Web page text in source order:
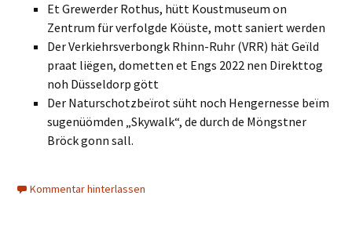
Et Grewerder Rothus, hütt Koustmuseum on
Zentrum für verfolgde Köüste, mott saniert werden
Der Verkiehrsverbongk Rhinn-Ruhr (VRR) hät Geïld
praat liëgen, dometten et Engs 2022 nen Direkttog
noh Düsseldorp gött
Der Naturschotzbeïrot süht noch Hengernesse beïm
sugenüömden „Skywalk“, de durch de Möngstner
Bröck gonn sall.
Kommentar hinterlassen